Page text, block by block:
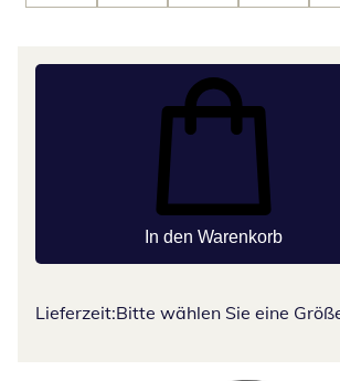
In den Warenkorb
Lieferzeit:Bitte wählen Sie eine